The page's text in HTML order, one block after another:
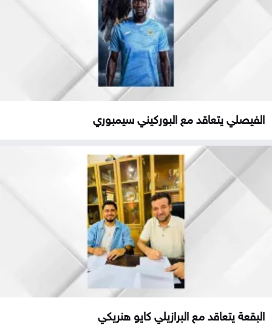
الفيصلي يتعاقد مع البوركيني سيمبوري
البقعة يتعاقد مع البرازيلي كايو هنريكي